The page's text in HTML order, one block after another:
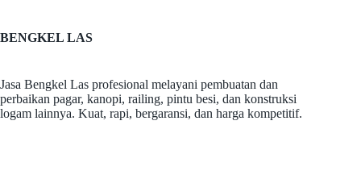
BENGKEL LAS
Jasa Bengkel Las profesional melayani pembuatan dan
perbaikan pagar, kanopi, railing, pintu besi, dan konstruksi
logam lainnya. Kuat, rapi, bergaransi, dan harga kompetitif.